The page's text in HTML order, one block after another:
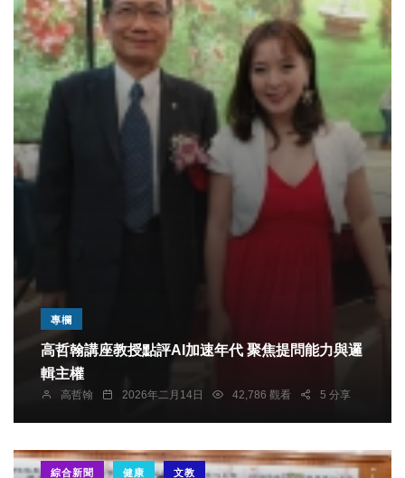
專欄
高哲翰講座教授點評AI加速年代 聚焦提問能力與邏
輯主權
高哲翰 2026年二月14日 42,786 觀看 5 分享
綜合新聞 健康 文教